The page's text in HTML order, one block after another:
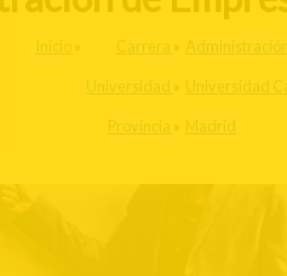
Inicio Carrera
Universidad Universidad
Provincia Madrid